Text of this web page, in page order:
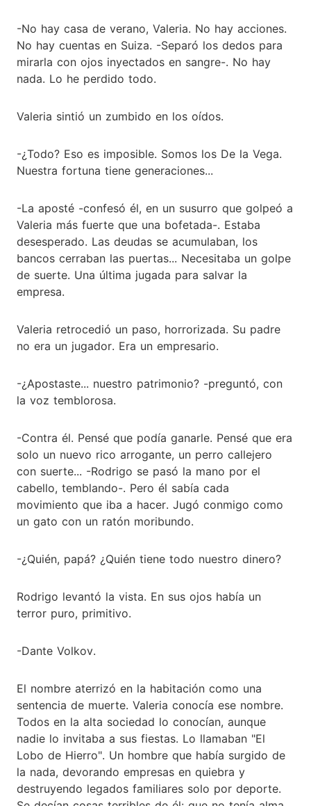
-No hay casa de verano, Valeria. No hay acciones.
No hay cuentas en Suiza. -Separó los dedos para
mirarla con ojos inyectados en sangre-. No hay
nada. Lo he perdido todo.
Valeria sintió un zumbido en los oídos.
-¿Todo? Eso es imposible. Somos los De la Vega.
Nuestra fortuna tiene generaciones...
-La aposté -confesó él, en un susurro que golpeó a
Valeria más fuerte que una bofetada-. Estaba
desesperado. Las deudas se acumulaban, los
bancos cerraban las puertas... Necesitaba un golpe
de suerte. Una última jugada para salvar la
empresa.
Valeria retrocedió un paso, horrorizada. Su padre
no era un jugador. Era un empresario.
-¿Apostaste... nuestro patrimonio? -preguntó, con
la voz temblorosa.
-Contra él. Pensé que podía ganarle. Pensé que era
solo un nuevo rico arrogante, un perro callejero
con suerte... -Rodrigo se pasó la mano por el
cabello, temblando-. Pero él sabía cada
movimiento que iba a hacer. Jugó conmigo como
un gato con un ratón moribundo.
-¿Quién, papá? ¿Quién tiene todo nuestro dinero?
Rodrigo levantó la vista. En sus ojos había un
terror puro, primitivo.
-Dante Volkov.
El nombre aterrizó en la habitación como una
sentencia de muerte. Valeria conocía ese nombre.
Todos en la alta sociedad lo conocían, aunque
nadie lo invitaba a sus fiestas. Lo llamaban "El
Lobo de Hierro". Un hombre que había surgido de
la nada, devorando empresas en quiebra y
destruyendo legados familiares solo por deporte.